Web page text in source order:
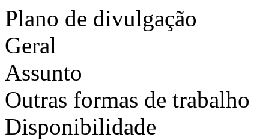
Plano de divulgação
Geral
Assunto
Outras formas de trabalho
Disponibilidade